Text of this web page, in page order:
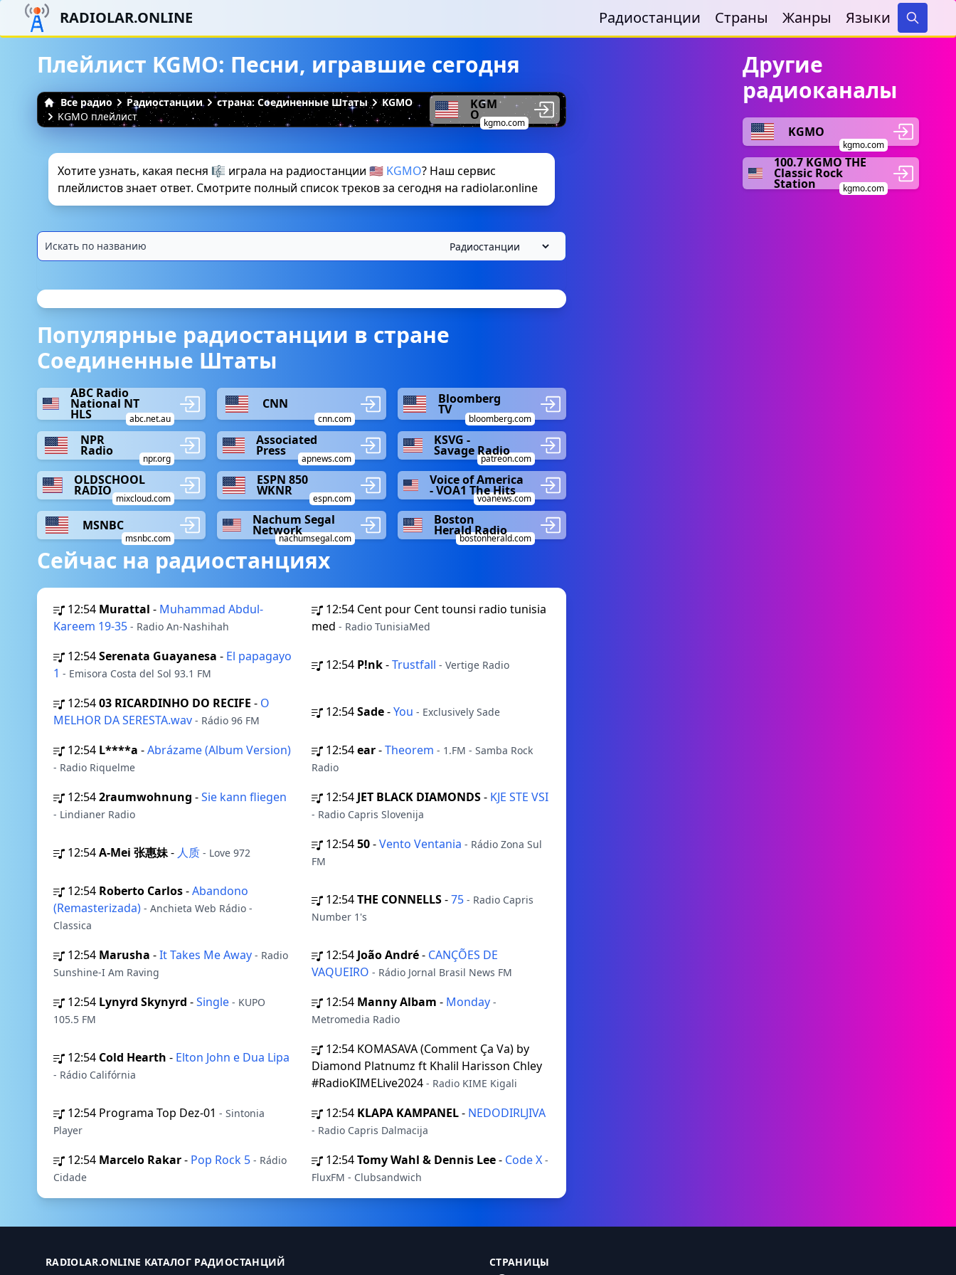
RADIOLAR.ONLINE Радиостанции Страны Жанры Языки
Search
Плейлист KGMO: Песни, игравшие сегодня
Все радио Радиостанции страна: Соединенные Штаты
KGMO
KGMO плейлист
KGM
O
kgmo.com
Хотите узнать, какая песня 🎼 играла на радиостанции 🇺🇸 KGMO? Наш сервис
плейлистов знает ответ. Смотрите полный список треков за сегодня на radiolar.online
Популярные радиостанции в стране
Соединенные Штаты
ABC Radio
National NT
HLS abc.net.au
CNN
cnn.com
Bloomberg
TV
bloomberg.com
NPR
Radio
npr.org
Associated
Press
apnews.com
KSVG -
Savage Radio
patreon.com
OLDSCHOOL
RADIO
mixcloud.com
ESPN 850
WKNR
espn.com
Voice of America
- VOA1 The Hits
voanews.com
MSNBC
msnbc.com
Nachum Segal
Network
nachumsegal.com
Boston
Herald Radio
bostonherald.com
Сейчас на радиостанциях
12:54 Murattal - Muhammad Abdul-
Kareem 19-35 - Radio An-Nashihah
12:54 Cent pour Cent tounsi radio tunisia
med - Radio TunisiaMed
12:54Serenata Guayanesa - El papagayo
1 - Emisora Costa del Sol 93.1 FM
12:54 P!nk-Trustfall - Vertige Radio
12:5403 RICARDINHO DO RECIFE - O
MELHOR DA SERESTA.wav - Rádio 96 FM
12:54Sade-You - Exclusively Sade
12:54 L****a -Abrázame (Album Version)
- Radio Riquelme
12:54ear-Theorem - 1.FM - Samba Rock
Radio
12:542raumwohnung -Sie kann fliegen
- Lindianer Radio
12:54 JET BLACK DIAMONDS- KJE STE VSI
- Radio Capris Slovenija
12:54A-Mei 张惠妹- 人质 - Love 972
12:5450-Vento Ventania - Rádio Zona Sul
FM
12:54 Roberto Carlos-Abandono
(Remasterizada) - Anchieta Web Rádio -
Classica
12:54THE CONNELLS-75 - Radio Capris
Number 1's
12:54 Marusha -It Takes Me Away - Radio
Sunshine-I Am Raving
12:54 João André- CANÇÕES DE
VAQUEIRO - Rádio Jornal Brasil News FM
12:54 Lynyrd Skynyrd -Single - KUPO
105.5 FM
12:54 Manny Albam - Monday -
Metromedia Radio
12:54 Cold Hearth - Elton John e Dua Lipa
- Rádio Califórnia
12:54 KOMASAVA (Comment Ça Va) by
Diamond Platnumz ft Khalil Harisson Chley
#RadioKIMELive2024 - Radio KIME Kigali
12:54 Programa Top Dez-01 - Sintonia
Player
12:54 KLAPA KAMPANEL- NEDODIRLJIVA
- Radio Capris Dalmacija
12:54 Marcelo Rakar- Pop Rock 5 - Rádio
Cidade
12:54Tomy Wahl & Dennis Lee- Code X -
FluxFM - Clubsandwich
Другие
радиоканалы
KGMO
kgmo.com
100.7 KGMO THE
Classic Rock
Station kgmo.com
RADIOLAR.ONLINE КАТАЛОГ РАДИОСТАНЦИЙ СТРАНИЦЫ